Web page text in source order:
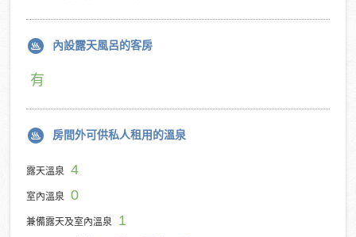
內設露天風呂的客房
有
房間外可供私人租用的溫泉
露天溫泉 4
室內溫泉 0
兼備露天及室內溫泉 1